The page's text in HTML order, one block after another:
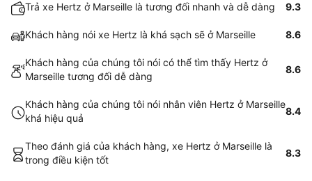
Trả xe Hertz ở Marseille là tương đối nhanh và dễ dàng 9.3
Khách hàng nói xe Hertz là khá sạch sẽ ở Marseille 8.6
Khách hàng của chúng tôi nói có thể tìm thấy Hertz ở
Marseille tương đối dễ dàng
8.6
Khách hàng của chúng tôi nói nhân viên Hertz ở Marseille
khá hiệu quả
8.4
Theo đánh giá của khách hàng, xe Hertz ở Marseille là
trong điều kiện tốt
8.3